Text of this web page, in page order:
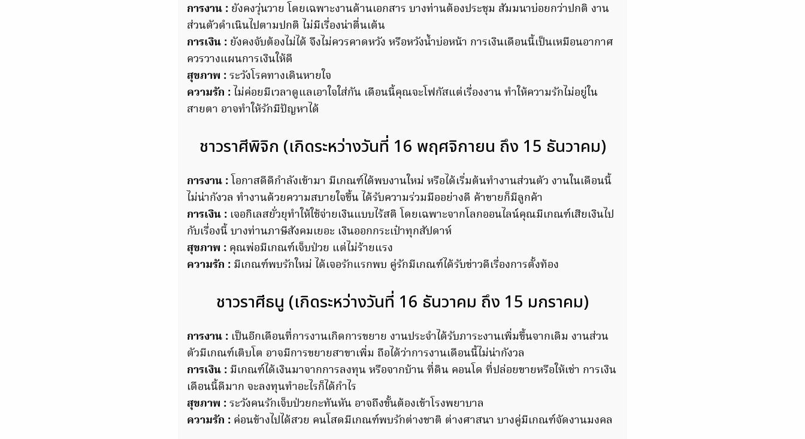
การงาน : ยังคงวุ่นวาย โดยเฉพาะงานด้านเอกสาร บางท่านต้องประชุม สัมมนาบ่อยกว่าปกติ งาน
ส่วนตัวดำเนินไปตามปกติ ไม่มีเรื่องน่าตื่นเต้น
การเงิน : ยังคงจับต้องไม่ได้ จึงไม่ควรคาดหวัง หรือหวังน้ำบ่อหน้า การเงินเดือนนี้เป็นเหมือนอากาศ
ควรวางแผนการเงินให้ดี
สุขภาพ :ระวังโรคทางเดินหายใจ
ความรัก : ไม่ค่อยมีเวลาดูแลเอาใจใส่กัน เดือนนี้คุณจะโฟกัสแต่เรื่องงาน ทำให้ความรักไม่อยู่ใน
สายตา อาจทำให้รักมีปัญหาได้
ชาวราศีพิจิก (เกิดระหว่างวันที่ 16 พฤศจิกายน ถึง 15 ธันวาคม)
การงาน : โอกาสดีดีกำลังเข้ามา มีเกณฑ์ได้พบงานใหม่ หรือได้เริ่มต้นทำงานส่วนตัว งานในเดือนนี้
ไม่น่ากังวล ทำงานด้วยความสบายใจขึ้น ได้รับความร่วมมืออย่างดี ค้าขายก็มีลูกค้า
การเงิน : เจอกิเลสยั่วยุทำให้ใช้จ่ายเงินแบบไร้สติ โดยเฉพาะจากโลกออนไลน์คุณมีเกณฑ์เสียเงินไป
กับเรื่องนี้ บางท่านภาษีสังคมเยอะ เงินออกกระเป๋าทุกสัปดาห์
สุขภาพ : คุณพ่อมีเกณฑ์เจ็บป่วย แต่ไม่ร้ายแรง
ความรัก : มีเกณฑ์พบรักใหม่ ได้เจอรักแรกพบ คู่รักมีเกณฑ์ได้รับข่าวดีเรื่องการตั้งท้อง
ชาวราศีธนู (เกิดระหว่างวันที่ 16 ธันวาคม ถึง 15 มกราคม)
การงาน : เป็นอีกเดือนที่การงานเกิดการขยาย งานประจำได้รับภาระงานเพิ่มขึ้นจากเดิม งานส่วน
ตัวมีเกณฑ์เติบโต อาจมีการขยายสาขาเพิ่ม ถือได้ว่าการงานเดือนนี้ไม่น่ากังวล
การเงิน : มีเกณฑ์ได้เงินมาจากการลงทุน หรือจากบ้าน ที่ดิน คอนโด ที่ปล่อยขายหรือให้เช่า การเงิน
เดือนนี้ดีมาก จะลงทุนทำอะไรก็ได้กำไร
สุขภาพ :ระวังคนรักเจ็บป่วยกะทันหัน อาจถึงขั้นต้องเข้าโรงพยาบาล
ความรัก : ค่อนข้างไปได้สวย คนโสดมีเกณฑ์พบรักต่างชาติ ต่างศาสนา บางคู่มีเกณฑ์จัดงานมงคล